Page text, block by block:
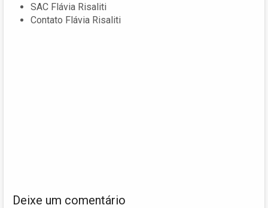
SAC Flávia Risaliti
Contato Flávia Risaliti
Deixe um comentário